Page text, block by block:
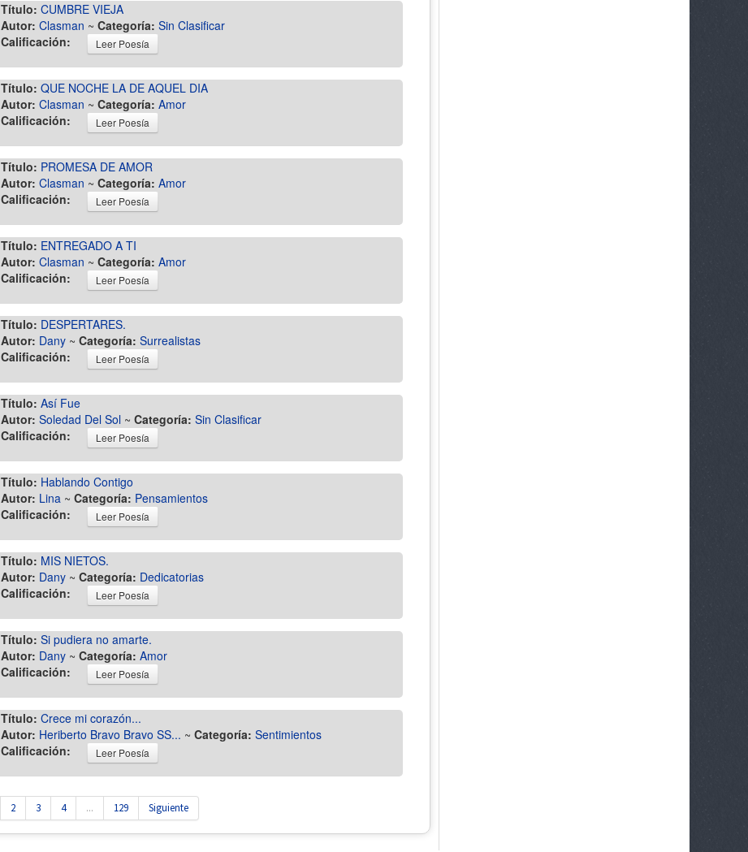
Título: CUMBRE VIEJA
Autor: Clasman ~ Categoría: Sin Clasificar
Calificación:
Leer Poesía
Título: QUE NOCHE LA DE AQUEL DIA
Autor: Clasman ~ Categoría: Amor
Calificación:
Leer Poesía
Título: PROMESA DE AMOR
Autor: Clasman ~ Categoría: Amor
Calificación:
Leer Poesía
Título: ENTREGADO A TI
Autor: Clasman ~ Categoría: Amor
Calificación:
Leer Poesía
Título: DESPERTARES.
Autor: Dany ~ Categoría: Surrealistas
Calificación:
Leer Poesía
Título: Así Fue
Autor: Soledad Del Sol ~ Categoría: Sin Clasificar
Calificación:
Leer Poesía
Título: Hablando Contigo
Autor: Lina ~ Categoría: Pensamientos
Calificación:
Leer Poesía
Título: MIS NIETOS.
Autor: Dany ~ Categoría: Dedicatorias
Calificación:
Leer Poesía
Título: Si pudiera no amarte.
Autor: Dany ~ Categoría: Amor
Calificación:
Leer Poesía
Título: Crece mi corazón...
Autor: Heriberto Bravo Bravo SS... ~ Categoría: Sentimientos
Calificación:
Leer Poesía
2 3 4 ... 129 Siguiente